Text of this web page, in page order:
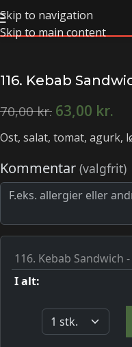
Skip to navigation
Skip to main content
116. Kebab
70,00kr. 63,00 kr.
Ost, salat, tomat, agurk,